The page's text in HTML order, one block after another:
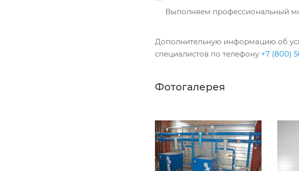
Выполняем профессиональный
Дополнительную информацию об
специалистов по телефону +7 (800)
Фотогалерея